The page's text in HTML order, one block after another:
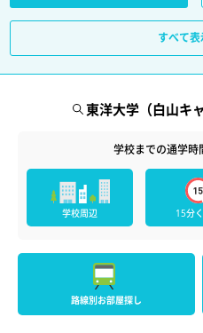
すべて
東洋大学（白山キ
学校までの通学時
学校周辺 15分
路線別お部屋探し